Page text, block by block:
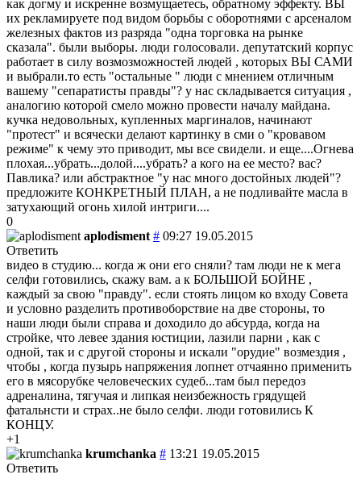
как догму и искренне возмущаетесь, обратному эффекту. ВЫ
их рекламируете под видом борьбы с оборотнями с арсеналом
железных фактов из разряда "одна торговка на рынке
сказала". были выборы. люди голосовали. депутатский корпус
работает в силу возмозможностей людей , которых ВЫ САМИ
и выбрали.то есть "остальные " люди с мнением отличным
вашему "сепаратисты правды"? у нас складывается ситуация ,
аналогию которой смело можно провести началу майдана.
кучка недовольных, купленных маргиналов, начинают
"протест" и всячески делают картинку в сми о "кровавом
режиме" к чему это приводит, мы все свидели. и еще....Огнева
плохая...убрать...долой....убрать? а кого на ее место? вас?
Павлика? или абстрактное "у нас много достойных людей"?
предложите КОНКРЕТНЫЙ ПЛАН, а не подливайте масла в
затухающий огонь хилой интриги....
0
aplodisment # 09:27 19.05.2015
Ответить
видео в студию... когда ж они его сняли? там люди не к мега
селфи готовились, скажу вам. а к БОЛЬШОЙ БОЙНЕ ,
каждый за свою "правду". если стоять лицом ко входу Совета
и условно разделить противоборствие на две стороны, то
наши люди были справа и доходило до абсурда, когда на
стройке, что левее здания юстиции, лазили парни , как с
одной, так и с другой стороны и искали "орудие" возмездия ,
чтобы , когда пузырь напряжения лопнет отчаянно применить
его в мясорубке человеческих судеб...там был передоз
адреналина, тягучая и липкая неизбежность грядущей
фатальнсти и страх..не было селфи. люди готовились К
КОНЦУ.
+1
krumchanka # 13:21 19.05.2015
Ответить